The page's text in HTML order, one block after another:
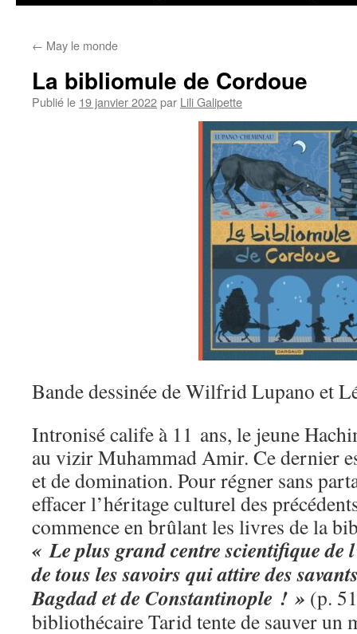
contenu
← May le monde
La bibliomule de Cordoue
Publié le 19 janvier 2022par Lili Galipette
Bande dessinée de Wilfrid Lupano et
Intronisé calife à 11 ans, le jeune
au vizir Muhammad Amir. Ce dernier
et de domination. Pour régner sans
effacer l’héritage culturel des
commence en brûlant les livres de la
« Le plus grand centre scientifique de
de tous les savoirs qui attire des
Bagdad et de Constantinople ! » (p.
bibliothécaire Tarid tente de sauver un